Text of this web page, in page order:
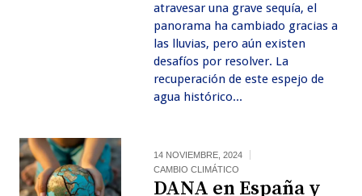
atravesar una grave sequía, el
panorama ha cambiado gracias a
las lluvias, pero aún existen
desafíos por resolver. La
recuperación de este espejo de
agua histórico...
14 NOVIEMBRE, 2024
CAMBIO CLIMÁTICO
DANA en España y